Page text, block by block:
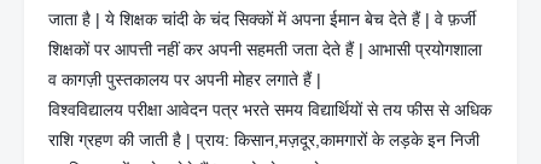
जाता है | ये शिक्षक चांदी के चंद सिक्कों में अपना ईमान बेच देते हैं | वे फ़र्जी
शिक्षकों पर आपत्ती नहीं कर अपनी सहमती जता देते हैं | आभासी प्रयोगशाला
व कागज़ी पुस्तकालय पर अपनी मोहर लगाते हैं |
विश्वविद्यालय परीक्षा आवेदन पत्र भरते समय विद्यार्थियों से तय फीस से अधिक
राशि ग्रहण की जाती है | प्राय: किसान,मज़दूर,कामगारों के लड़के इन निजी